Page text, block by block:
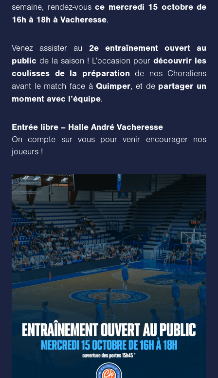
semaine, rendez-vous ce mercredi 15 octobre de
16h à 18h à Vacheresse.
Venez assister au 2e entraînement ouvert au
public de la saison ! L’occasion pour découvrir les
coulisses de la préparation de nos Choraliens
avant le match face àQuimper, et de partager un
moment avec l’équipe.
Entrée libre – Halle André Vacheresse
On compte sur vous pour venir encourager nos
joueurs !